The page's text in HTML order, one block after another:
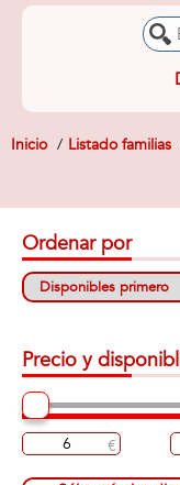
Inicio Listado familias
Ordenar por
Precio y